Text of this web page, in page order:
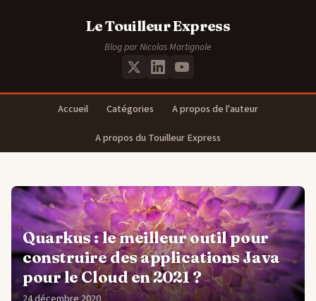
Le Touilleur Express
Blog par Nicolas Martignole
Accueil Catégories
A propos de l'auteur
A propos du Touilleur Express
Quarkus : le meilleur outil pour
construire des applications Java
pour le Cloud en 2021 ?